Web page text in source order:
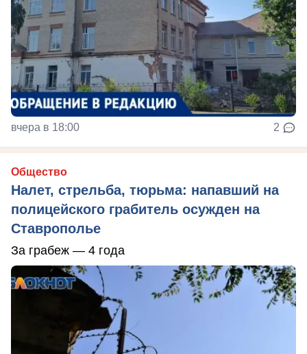
вчера в 18:00 2
Общество
Налет, стрельба, тюрьма: напавший на
полицейского грабитель осужден на
Ставрополье
За грабеж — 4 года